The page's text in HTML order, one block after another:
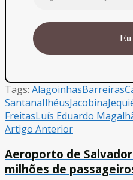
Tags: AlagoinhasBarreiras
SantanaIlhéusJacobina
FreitasLuís Eduardo
Artigo Anterior
Aeroporto de
milhões de